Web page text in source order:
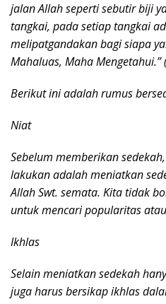
jalan Allah seperti sebutir biji
tangkai, pada setiap tangkai
melipatgandakan bagi siapa
Mahaluas, Maha Mengetahui.”
Berikut ini adalah rumus
Niat
Sebelum memberikan
lakukan adalah meniatkan
Allah Swt. semata. Kita tidak
untuk mencari popularitas
Ikhlas
Selain meniatkan sedekah
juga harus bersikap ikhlas